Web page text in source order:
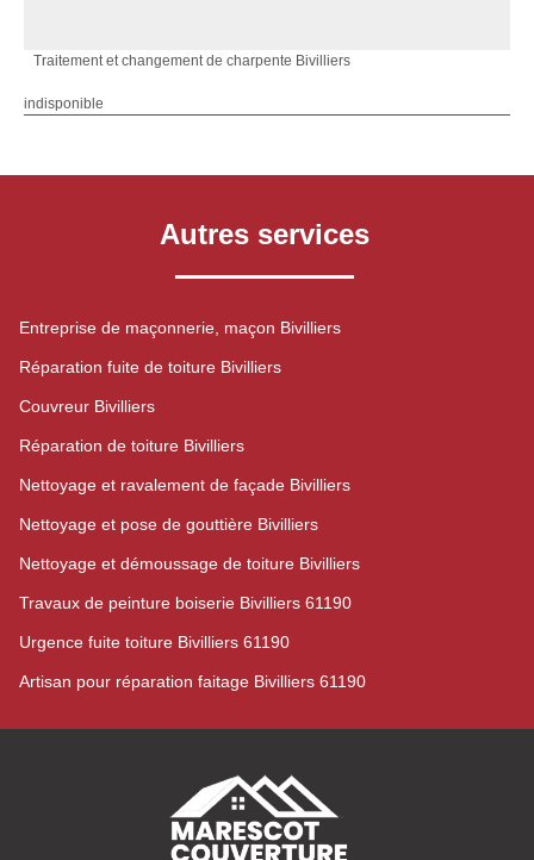
Traitement et changement de charpente Bivilliers
indisponible
Autres services
Entreprise de maçonnerie, maçon Bivilliers
Réparation fuite de toiture Bivilliers
Couvreur Bivilliers
Réparation de toiture Bivilliers
Nettoyage et ravalement de façade Bivilliers
Nettoyage et pose de gouttière Bivilliers
Nettoyage et démoussage de toiture Bivilliers
Travaux de peinture boiserie Bivilliers 61190
Urgence fuite toiture Bivilliers 61190
Artisan pour réparation faitage Bivilliers 61190